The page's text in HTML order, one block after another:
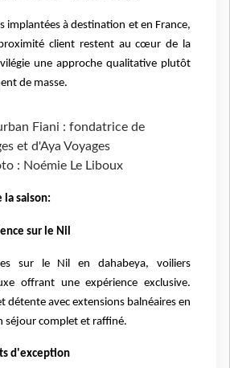
implantées à destination et en France,
client restent au cœur de la
une approche qualitative plutôt
de masse.
Fiani : fondatrice de
et d'Aya Voyages
: Noémie Le Liboux
la saison:
sur le Nil
sur le Nil en dahabeya, voiliers
offrant une expérience exclusive.
détente avec extensions balnéaires en
séjour complet et raffiné.
d'exception